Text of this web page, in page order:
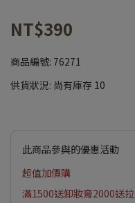
NT$390
商品編號: 76271
供貨狀況: 尚有庫存 10
此商品參與的優惠活動
超值加價購
滿1500送卸妝膏2000送